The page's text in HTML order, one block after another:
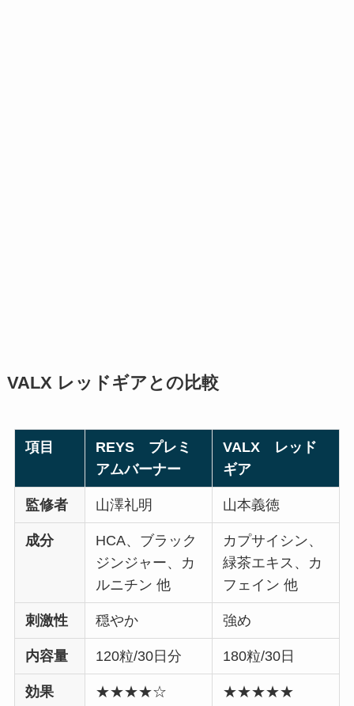
VALX レッドギアとの比較
項目
REYS プレミ
アムバーナー
VALX レッド
ギア
監修者 山澤礼明 山本義徳
成分
HCA、ブラック
ジンジャー、カ
ルニチン 他
カプサイシン、
緑茶エキス、カ
フェイン 他
刺激性 穏やか 強め
内容量 120粒/30日分 180粒/30日
効果 ★★★★☆ ★★★★★